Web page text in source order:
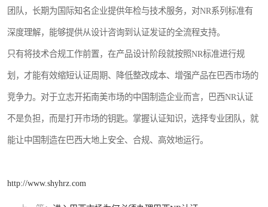
团队，长期为国际知名企业提供年检与技术服务，对NR系列标准有
深度理解，能够提供从设计咨询到认证发证的全流程支持。
只有将技术合规工作前置，在产品设计阶段就按照NR标准进行规
划，才能有效缩短认证周期、降低整改成本、增强产品在巴西市场的
竞争力。对于立志开拓南美市场的中国制造企业而言，巴西NR认证
不是负担，而是打开市场的钥匙。掌握认证知识，选择专业团队，就
能让中国制造在巴西大地上安全、合规、高效地运行。
http://www.shyhrz.com